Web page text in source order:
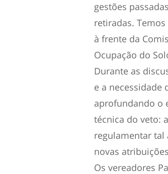
gestões
retiradas. Temos
à frente da
Ocupação do
Durante as
e a necessidade
aprofundando o
técnica do veto:
regulamentar tal
novas
Os vereadores